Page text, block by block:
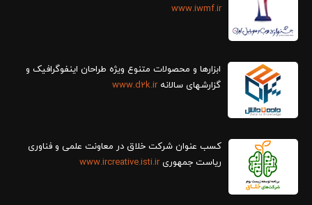
www.iwmf.ir
ابزارها و محصولات متنوع ویژه طراحان اینفوگرافیک و
گزارش‎های سالانه
www.d2k.ir
کسب عنوان شرکت خلاق در معاونت علمی و فناوری
ریاست جمهوریwww.ircreative.isti.ir